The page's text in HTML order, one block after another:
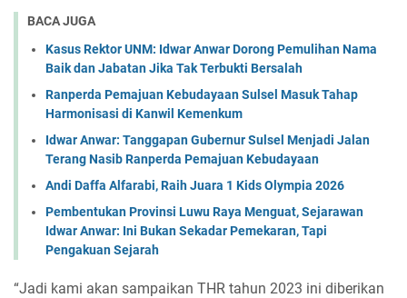
BACA JUGA
Kasus Rektor UNM: Idwar Anwar Dorong Pemulihan Nama
Baik dan Jabatan Jika Tak Terbukti Bersalah
Ranperda Pemajuan Kebudayaan Sulsel Masuk Tahap
Harmonisasi di Kanwil Kemenkum
Idwar Anwar: Tanggapan Gubernur Sulsel Menjadi Jalan
Terang Nasib Ranperda Pemajuan Kebudayaan
Andi Daffa Alfarabi, Raih Juara 1 Kids Olympia 2026
Pembentukan Provinsi Luwu Raya Menguat, Sejarawan
Idwar Anwar: Ini Bukan Sekadar Pemekaran, Tapi
Pengakuan Sejarah
“Jadi kami akan sampaikan THR tahun 2023 ini diberikan